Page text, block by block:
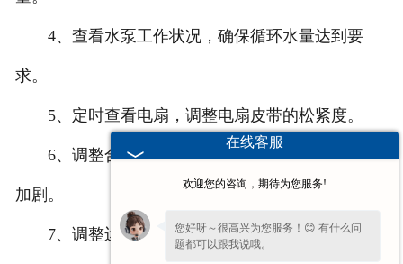
4、查看水泵工作状况，确保循环水量达到要
求。
5、定时查看电扇，调整电扇皮带的松紧度。
6、调整合适高温状态下的气门间隙，避免高温
加剧。
7、调整运用润滑油的粘度。
在线客服
欢迎您的咨询，期待为您服务!
您好呀～很高兴为您服务！😊 有什么问
题都可以跟我说哦。